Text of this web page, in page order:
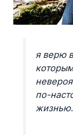
я верю
по-
жизнью.